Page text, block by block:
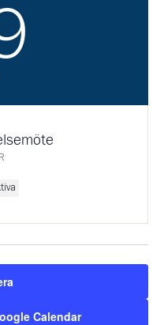
Calendar